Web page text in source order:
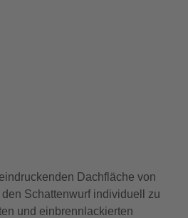
Dachfläche von
Schattenwurf individuell zu
und einbrennlackierten